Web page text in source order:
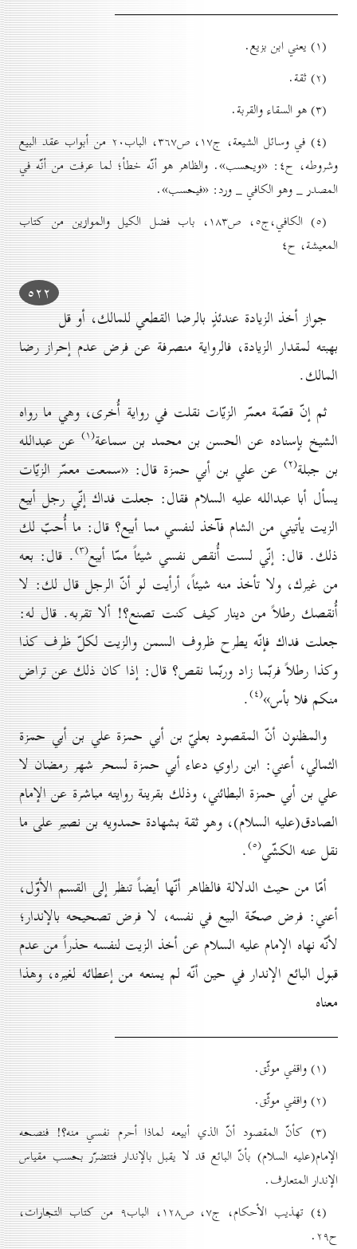
(۱) يعني ابن بزيع.
(۲) ثقة.
(۳) هو السقاء والقربة.
(٤) في وسائل الشیعة، ج۱۷، ص۳٦۷، الباب۲٠ من أبواب عقد البيع
وشروطه، ح٤: «ويحسب». والظاهر هو أنّه خطأ؛ لما عرفت من أنّه في
المصدر _ وهو الكافي _ ورد: «فيحسب».
(٥) الکافي،ج٥، ص۱۸۳، باب فضل الكيل والموازين من کتاب
المعيشة، ح٤
٥۲۲
جواز أخذ الزيادة عندئذٍ بالرضا القطعي للمالك، أو قل
بهبته لمقدار الزيادة، فالرواية منصرفة عن فرض عدم إحراز رضا
المالك.
ثم إنّ قصّة معمّر الزيّات نقلت في رواية أُخرى، وهي ما رواه
الشيخ بإسناده عن الحسن بن محمد بن سماعة(۱)
عن عبدالله
بن جبلة(۲) عن علي بن أبي حمزة قال: «سمعت معمّر الزيّات
يسأل أبا عبدالله عليه السلام فقال: جعلت فداك إنّي رجل أبيع
الزيت يأتيني من الشام فآخذ لنفسي مما أبيع؟ قال: ما أُحبّ لك
ذلك. قال: إنّي لست أُنقص نفسي شيئاً ممّا أبيع(۳) . قال: بعه
من غيرك، ولا تأخذ منه شيئاً، أرأيت لو أنّ الرجل قال لك: لا
أُنقصك رطلاً من دينار كيف كنت تصنع؟! ألا تقربه. قال له:
جعلت فداك فإنّه يطرح ظروف السمن والزيت لكلّ ظرف كذا
وكذا رطلاً فربّما زاد وربّما نقص؟ قال: إذا كان ذلك عن تراض
منكم فلا بأس»(٤) .
والمظنون أنّ المقصود بعليّ بن أبي حمزة علي بن أبي حمزة
الثمالي، أعني: ابن راوي دعاء أبي حمزة لسحر شهر رمضان لا
علي بن أبي حمزة البطائني، وذلك بقرينة روايته مباشرة عن الإمام
الصادق(عليه السلام)، وهو ثقة بشهادة حمدويه بن نصير على ما
نقل عنه الكشّي(٥) .
أمّا من حيث الدلالة فالظاهر أنّها أيضاً تنظر إلى القسم الأوّل،
أعني: فرض صحّة البيع في نفسه، لا فرض تصحيحه بالإندار؛
لأنّه نهاه الإمام عليه السلام عن أخذ الزيت لنفسه حذراً من عدم
قبول البائع الإندار في حين أنّه لم يمنعه من إعطائه لغيره، وهذا
معناه
(۱) واقفي موثّق.
(۲) واقفي موثّق.
(۳) كأنّ المقصود أنّ الذي أبيعه لماذا أحرم نفسي منه؟! فنصحه
الإمام(عليه السلام) بأنّ البائع قد لا يقبل بالإندار فتتضرّر بحسب مقياس
الإندار المتعارف.
(٤) تهذيب الأحکام، ج۷، ص۱۲۸، الباب۹ من کتاب التجارات،‌
ح۲۹.